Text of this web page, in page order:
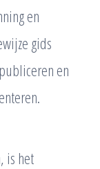
en
gids
en
is het